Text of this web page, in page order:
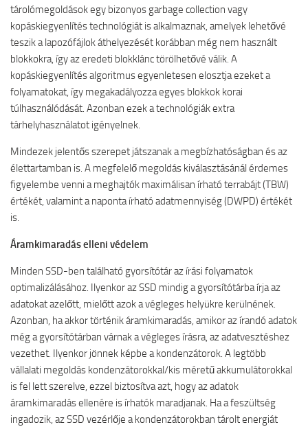
tárolómegoldások egy bizonyos garbage collection vagy
kopáskiegyenlítés technológiát is alkalmaznak, amelyek lehetővé
teszik a lapozófájlok áthelyezését korábban még nem használt
blokkokra, így az eredeti blokklánc törölhetővé válik. A
kopáskiegyenlítés algoritmus egyenletesen elosztja ezeket a
folyamatokat, így megakadályozza egyes blokkok korai
túlhasználódását. Azonban ezek a technológiák extra
tárhelyhasználatot igényelnek.
Mindezek jelentős szerepet játszanak a megbízhatóságban és az
élettartamban is. A megfelelő megoldás kiválasztásánál érdemes
figyelembe venni a meghajtók maximálisan írható terrabájt (TBW)
értékét, valamint a naponta írható adatmennyiség (DWPD) értékét
is.
Áramkimaradás elleni védelem
Minden SSD-ben található gyorsítótár az írási folyamatok
optimalizálásához. Ilyenkor az SSD mindig a gyorsítótárba írja az
adatokat azelőtt, mielőtt azok a végleges helyükre kerülnének.
Azonban, ha akkor történik áramkimaradás, amikor az írandó adatok
még a gyorsítótárban várnak a végleges írásra, az adatvesztéshez
vezethet. Ilyenkor jönnek képbe a kondenzátorok. A legtöbb
vállalati megoldás kondenzátorokkal/kis méretű akkumulátorokkal
is fel lett szerelve, ezzel biztosítva azt, hogy az adatok
áramkimaradás ellenére is írhatók maradjanak. Ha a feszültség
ingadozik, az SSD vezérlője a kondenzátorokban tárolt energiát